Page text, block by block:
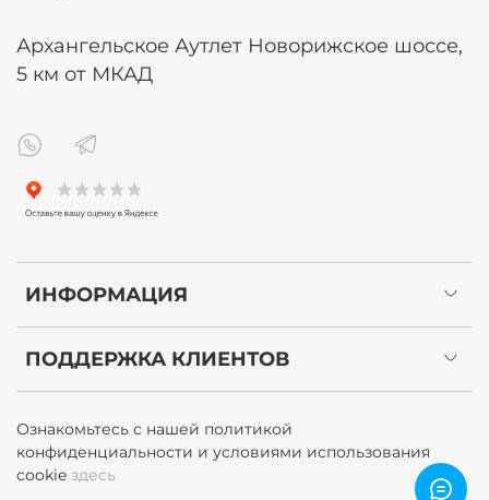
ИНФОРМАЦИЯ
ПОДДЕРЖКА КЛИЕНТОВ
Архангельское Аутлет Новорижское шоссе,
5 км от МКАД
Ознакомьтесь с нашей политикой
конфиденциальности и условиями использования
cookie здесь